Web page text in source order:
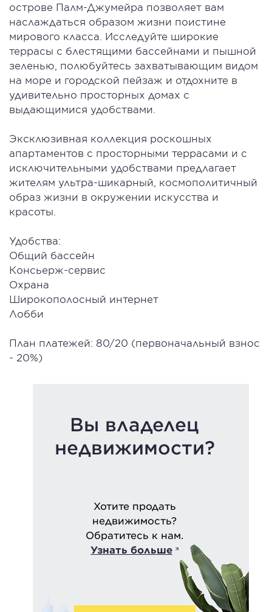
острове Палм-Джумейра позволяет вам
наслаждаться образом жизни поистине
мирового класса. Исследуйте широкие
террасы с блестящими бассейнами и пышной
зеленью, полюбуйтесь захватывающим видом
на море и городской пейзаж и отдохните в
удивительно просторных домах с
выдающимися удобствами.
Эксклюзивная коллекция роскошных
апартаментов с просторными террасами и с
исключительными удобствами предлагает
жителям ультра-шикарный, космополитичный
образ жизни в окружении искусства и
красоты.
Удобства:
Общий бассейн
Консьерж-сервис
Охрана
Широкополосный интернет
Лобби
План платежей: 80/20 (первоначальный взнос
- 20%)
Вы владелец
недвижимости?
Хотите продать
недвижимость?
Обратитесь к нам.
Узнать больше